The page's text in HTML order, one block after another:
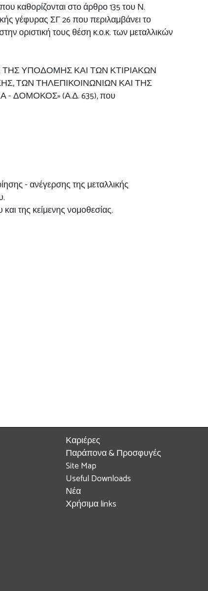
καθορίζονται στο άρθρο 135 του Ν.
γέφυρας ΣΓ 26 που περιλαμβάνει το
οριστική τους θέση κ.ο.κ. των μεταλλικών
ΤΗΣ ΥΠΟΔΟΜΗΣ ΚΑΙ ΤΩΝ ΚΤΙΡΙΑΚΩΝ
ΤΩΝ ΤΗΛΕΠΙΚΟΙΝΩΝΙΩΝ ΚΑΙ ΤΗΣ
(Α.Δ. 635), που
- ανέγερσης της μεταλλικής
της κείμενης νομοθεσίας.
Καριέρες
Παράπονα & Προσφυγές
Site Map
Useful Downloads
Νέα
Χρήσιμα links